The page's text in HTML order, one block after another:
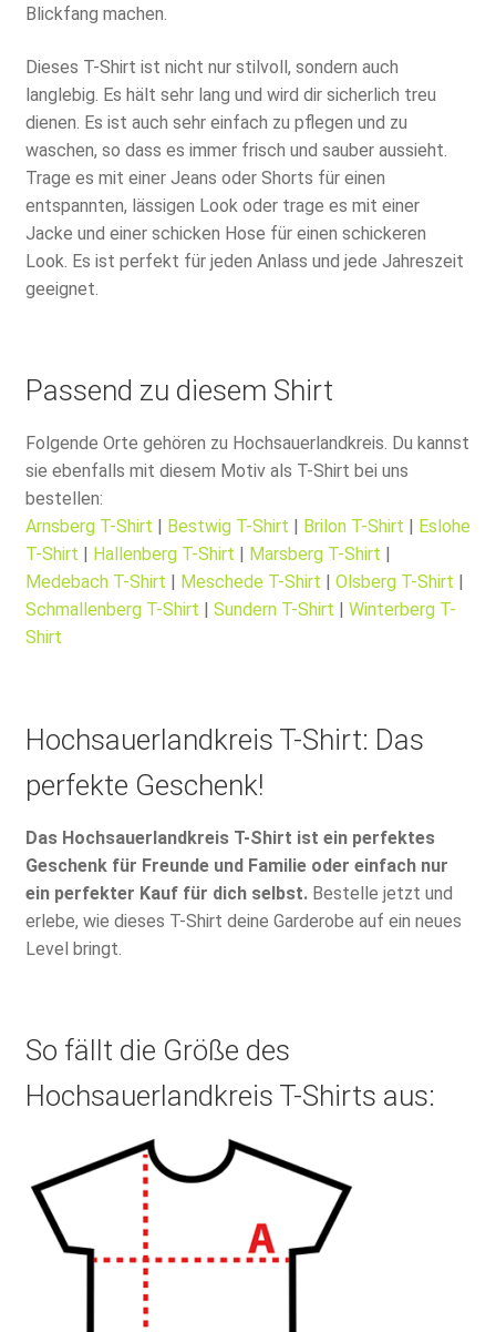
Blickfang machen.
Dieses T-Shirt ist nicht nur stilvoll, sondern auch
langlebig. Es hält sehr lang und wird dir sicherlich treu
dienen. Es ist auch sehr einfach zu pflegen und zu
waschen, so dass es immer frisch und sauber aussieht.
Trage es mit einer Jeans oder Shorts für einen
entspannten, lässigen Look oder trage es mit einer
Jacke und einer schicken Hose für einen schickeren
Look. Es ist perfekt für jeden Anlass und jede Jahreszeit
geeignet.
Passend zu diesem Shirt
Folgende Orte gehören zu Hochsauerlandkreis. Du kannst
sie ebenfalls mit diesem Motiv als T-Shirt bei uns
bestellen:
Arnsberg T-Shirt
Bestwig T-Shirt Brilon T-Shirt
Eslohe
T-Shirt
Hallenberg T-Shirt Marsberg T-Shirt
Medebach T-Shirt
Meschede T-Shirt Olsberg T-Shirt
Schmallenberg T-Shirt
Sundern T-Shirt
Winterberg T-
Shirt
Hochsauerlandkreis T-Shirt: Das
perfekte Geschenk!
Das Hochsauerlandkreis T-Shirt ist ein perfektes
Geschenk für Freunde und Familie oder einfach nur
ein perfekter Kauf für dich selbst.Bestelle jetzt und
erlebe, wie dieses T-Shirt deine Garderobe auf ein neues
Level bringt.
So fällt die Größe des
Hochsauerlandkreis T-Shirts aus: